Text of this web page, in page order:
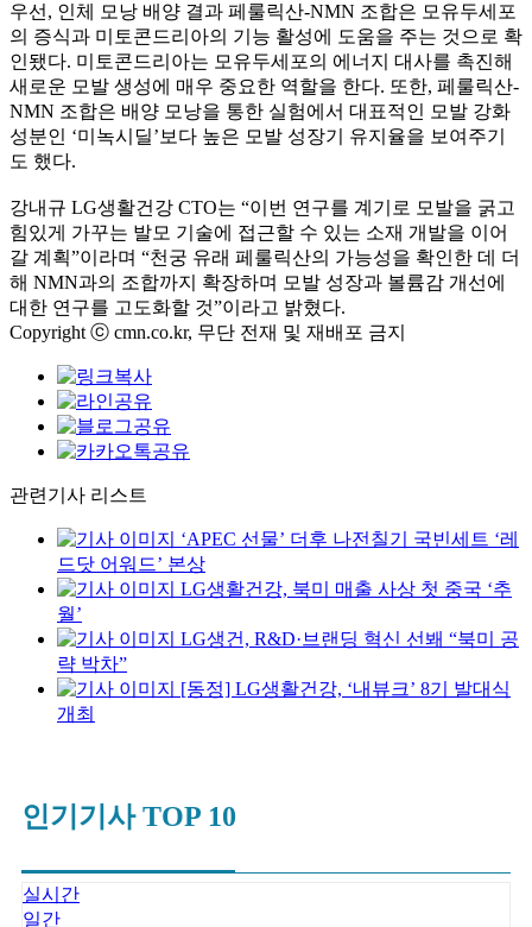
우선, 인체 모낭 배양 결과 페룰릭산-NMN 조합은 모유두세포
의 증식과 미토콘드리아의 기능 활성에 도움을 주는 것으로 확
인됐다. 미토콘드리아는 모유두세포의 에너지 대사를 촉진해
새로운 모발 생성에 매우 중요한 역할을 한다. 또한, 페룰릭산-
NMN 조합은 배양 모낭을 통한 실험에서 대표적인 모발 강화
성분인 ‘미녹시딜’보다 높은 모발 성장기 유지율을 보여주기
도 했다.
강내규 LG생활건강 CTO는 “이번 연구를 계기로 모발을 굵고
힘있게 가꾸는 발모 기술에 접근할 수 있는 소재 개발을 이어
갈 계획”이라며 “천궁 유래 페룰릭산의 가능성을 확인한 데 더
해 NMN과의 조합까지 확장하며 모발 성장과 볼륨감 개선에
대한 연구를 고도화할 것”이라고 밝혔다.
Copyright ⓒ cmn.co.kr, 무단 전재 및 재배포 금지
관련기사 리스트
‘APEC 선물’ 더후 나전칠기 국빈세트 ‘레
드닷 어워드’ 본상
LG생활건강, 북미 매출 사상 첫 중국 ‘추
월’
LG생건, R&D·브랜딩 혁신 선봬 “북미 공
략 박차”
[동정] LG생활건강, ‘내뷰크’ 8기 발대식
개최
인기기사 TOP 10
실시간
일간